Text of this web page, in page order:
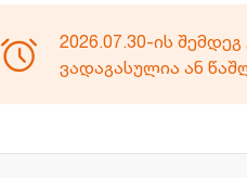
2026.07.30-ის
ვადაგასულია ან